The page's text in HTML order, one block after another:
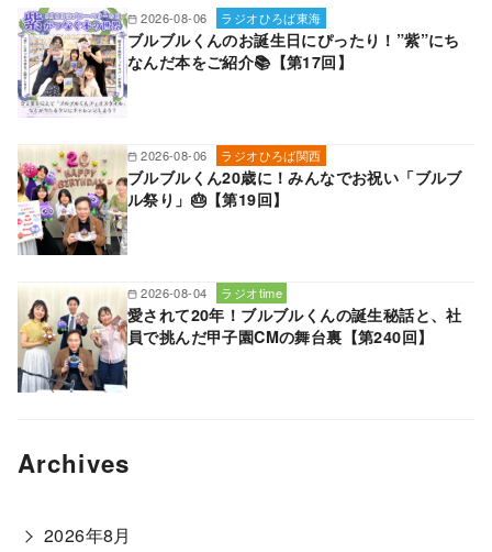
2026-08-06 ラジオひろば東海
ブルブルくんのお誕生日にぴったり！”紫”にち
なんだ本をご紹介📚【第17回】
2026-08-06 ラジオひろば関西
ブルブルくん20歳に！みんなでお祝い「ブルブ
ル祭り」🎂【第19回】
2026-08-04 ラジオtime
愛されて20年！ブルブルくんの誕生秘話と、社
員で挑んだ甲子園CMの舞台裏【第240回】
Archives
2026年8月